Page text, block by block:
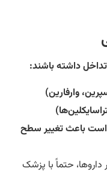
داشته باشند:
وارفارین)
باعث تغییر سطح
حتماً با پزشک